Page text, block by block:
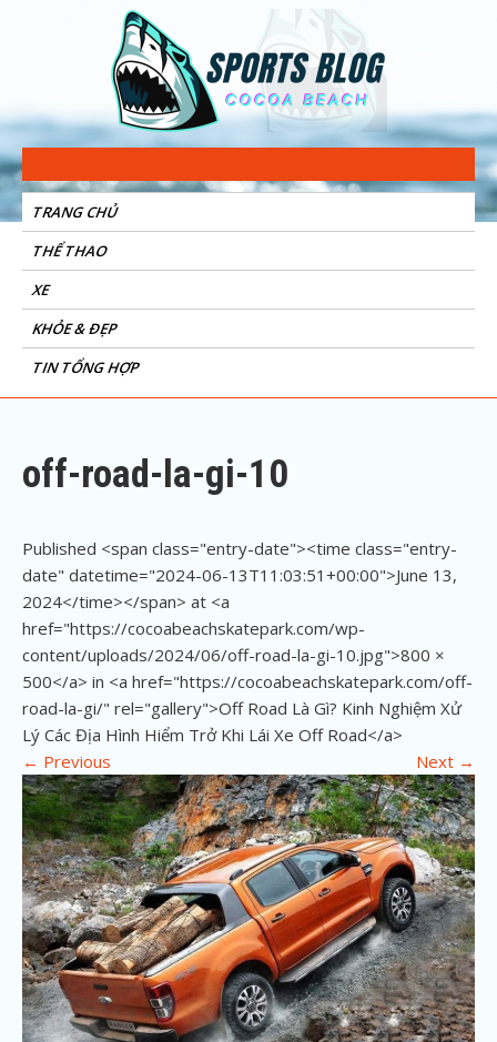
Sports Blog
Cocoa Beach
TRANG CHỦ
THỂ THAO
XE
KHỎE & ĐẸP
TIN TỔNG HỢP
off-road-la-gi-10
Published <span class="entry-date"><time class="entry-
date" datetime="2024-06-13T11:03:51+00:00">June 13,
2024</time></span> at <a
href="https://cocoabeachskatepark.com/wp-
content/uploads/2024/06/off-road-la-gi-10.jpg">800 ×
500</a> in <a href="https://cocoabeachskatepark.com/off-
road-la-gi/" rel="gallery">Off Road Là Gì? Kinh Nghiệm Xử
Lý Các Địa Hình Hiểm Trở Khi Lái Xe Off Road</a>
← Previous Next →